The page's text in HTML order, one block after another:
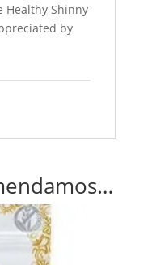
Healthy Shinny
by